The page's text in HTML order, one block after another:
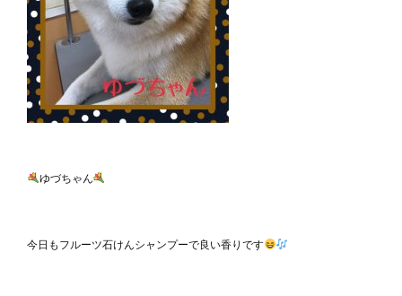
ゆづちゃん
今日もフルーツ石けんシャンプーで良い香りです